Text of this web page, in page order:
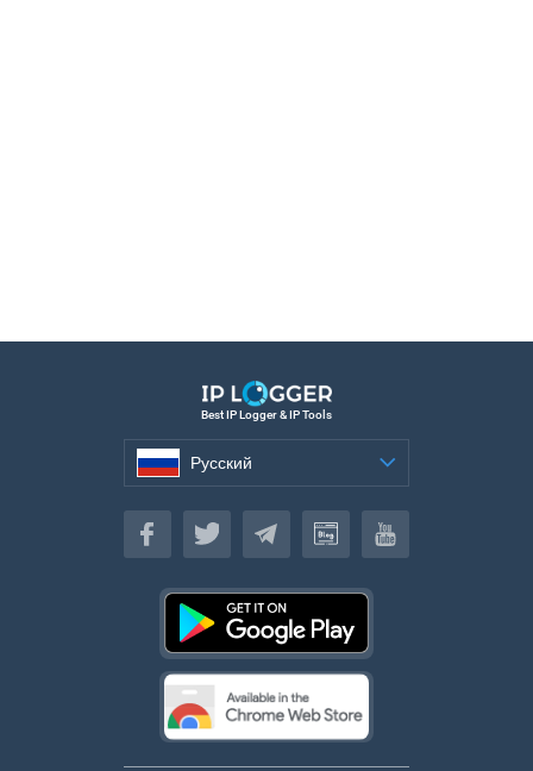
Best IP Logger & IP Tools
Русский
Русский